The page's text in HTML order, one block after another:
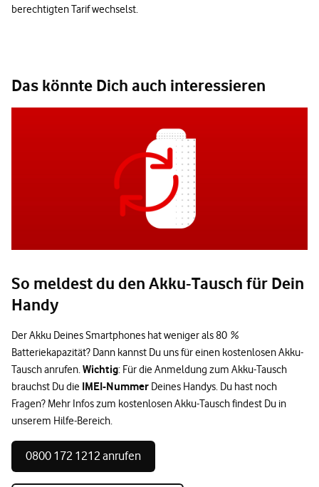
berechtigten Tarif wechselst.
Das könnte Dich auch interessieren
So meldest du den Akku-Tausch für Dein
Handy
Der Akku Deines Smartphones hat weniger als 80 %
Batteriekapazität? Dann kannst Du uns für einen kostenlosen Akku-
Tausch anrufen.Wichtig: Für die Anmeldung zum Akku-Tausch
brauchst Du die IMEI-Nummer Deines Handys. Du hast noch
Fragen? Mehr Infos zum kostenlosen Akku-Tausch findest Du in
unserem Hilfe-Bereich.
0800 172 1212 anrufen